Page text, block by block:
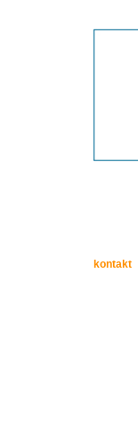
kontakt